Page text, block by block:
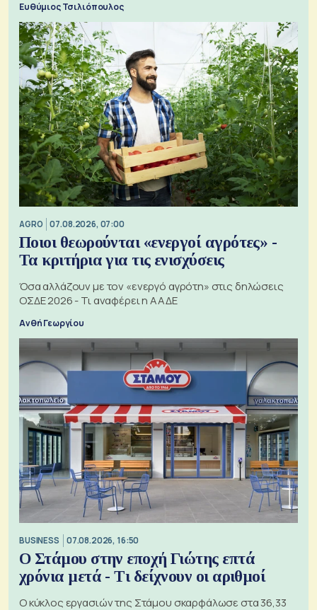
Ευθύμιος Τσιλιόπουλος
AGRO 07.08.2026, 07:00
Ποιοι θεωρούνται «ενεργοί αγρότες» -
Τα κριτήρια για τις ενισχύσεις
Όσα αλλάζουν με τον «ενεργό αγρότη» στις δηλώσεις
ΟΣΔΕ 2026 - Τι αναφέρει η ΑΑΔΕ
Ανθή Γεωργίου
BUSINESS 07.08.2026, 16:50
Ο Στάμου στην εποχή Γιώτης επτά
χρόνια μετά - Τι δείχνουν οι αριθμοί
Ο κύκλος εργασιών της Στάμου σκαρφάλωσε στα 36,33